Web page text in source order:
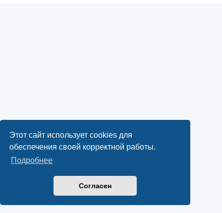
Этот сайт использует cookies для
обеспечения своей корректной работы.
Подробнее
Согласен